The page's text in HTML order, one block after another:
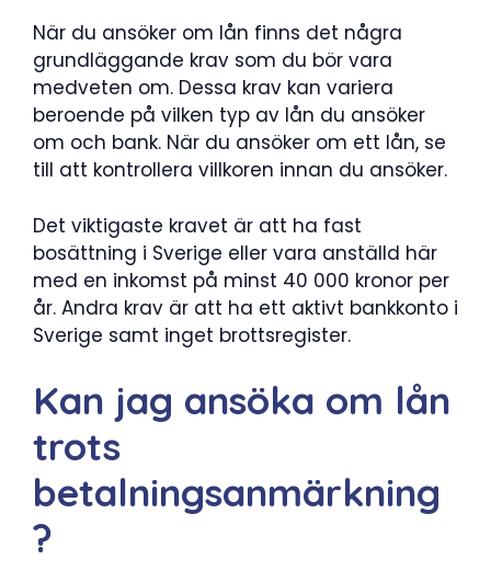
När du ansöker om lån finns det några
grundläggande krav som du bör vara
medveten om. Dessa krav kan variera
beroende på vilken typ av lån du ansöker
om och bank. När du ansöker om ett lån, se
till att kontrollera villkoren innan du ansöker.
Det viktigaste kravet är att ha fast
bosättning i Sverige eller vara anställd här
med en inkomst på minst 40 000 kronor per
år. Andra krav är att ha ett aktivt bankkonto i
Sverige samt inget brottsregister.
Kan jag ansöka om lån
trots
betalningsanmärkning
?